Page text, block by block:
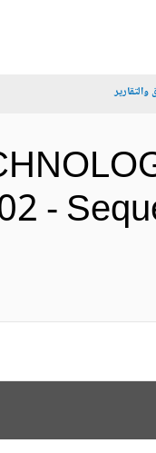
والتقارير
-